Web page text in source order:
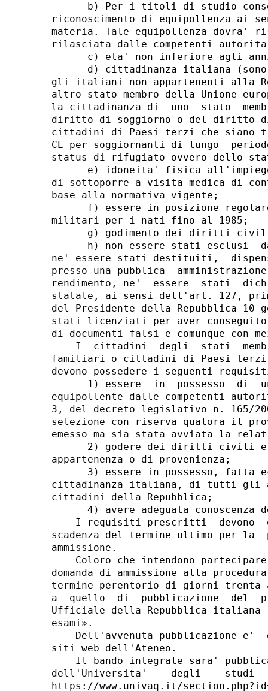
b) Per i titoli di studio
riconoscimento di equipollenza ai
materia. Tale equipollenza dovra'
rilasciata dalle competenti
c) eta' non inferiore agli
d) cittadinanza italiana
gli italiani non appartenenti alla
altro stato membro della Unione
la cittadinanza di  uno  stato
diritto di soggiorno o del diritto di
cittadini di Paesi terzi che siano
CE per soggiornanti di lungo
status di rifugiato ovvero dello
e) idoneita' fisica
di sottoporre a visita medica di
base alla normativa vigente;
f) essere in posizione
militari per i nati fino al 1985;
g) godimento dei diritti
h) non essere stati esclusi
ne' essere stati destituiti,
presso una pubblica
rendimento, ne'  essere  stati
statale, ai sensi dell'art. 127,
del Presidente della Repubblica 10
stati licenziati per aver conseguito
di documenti falsi e comunque con
I  cittadini  degli  stati
familiari o cittadini di Paesi
devono possedere i seguenti
1) essere  in  possesso  di
equipollente dalle competenti
3, del decreto legislativo n. 165/
selezione con riserva qualora il
emesso ma sia stata avviata la
2) godere dei diritti civili
appartenenza o di provenienza;
3) essere in possesso, fatta
cittadinanza italiana, di tutti
cittadini della Repubblica;
4) avere adeguata conoscenza
I requisiti prescritti  devono
scadenza del termine ultimo per la
ammissione.
Coloro che intendono
domanda di ammissione alla
termine perentorio di giorni trenta
a  quello  di  pubblicazione  del
Ufficiale della Repubblica italiana
esami».
Dell'avvenuta pubblicazione e'
siti web dell'Ateneo.
Il bando integrale sara'
dell'Universita'    degli    studi
https://www.univaq.it/